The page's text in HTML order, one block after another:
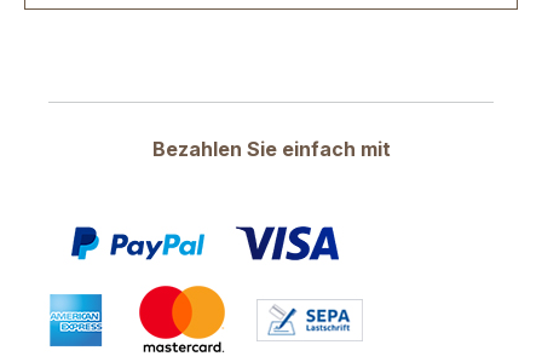
Bezahlen Sie einfach mit